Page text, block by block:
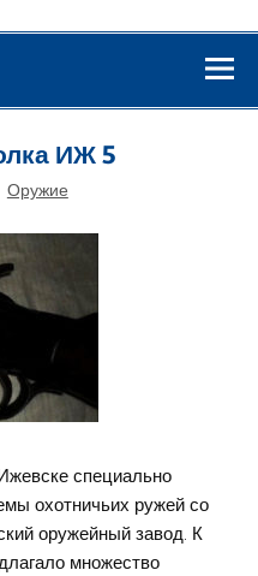
ИЖ 5
Оружие
специально
охотничьих ружей со
оружейный завод. К
множество